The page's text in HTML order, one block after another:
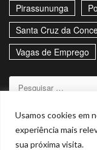
Usamos cookies em
experiência mais
sua próxima visita.
Pirassununga
Santa Cruz da
Vagas de Emprego
Pesquisar
Sitemap